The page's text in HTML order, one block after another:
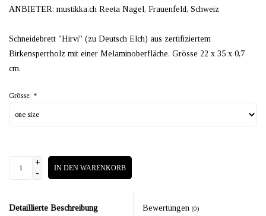
ANBIETER: mustikka.ch Reeta Nagel, Frauenfeld, Schweiz
Schneidebrett "Hirvi" (zu Deutsch Elch) aus zertifiziertem
Birkensperrholz mit einer Melaminoberfläche. Grösse 22 x 35 x 0,7
cm.
Grösse: *
+
-
IN DEN WARENKORB
Detaillierte Beschreibung Bewertungen (0)